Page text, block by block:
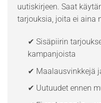
uutiskirjeen. Saat
tarjouksia, joita ei aina
✔ Sisäpiirin
kampanjoista
✔ Maalausvinkkejä
✔ Uutuudet ennen